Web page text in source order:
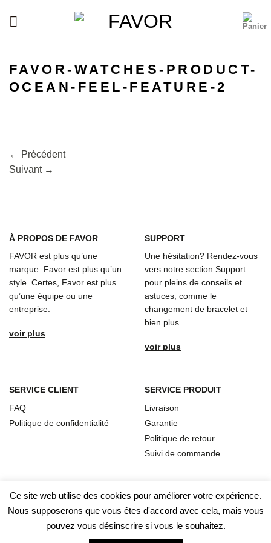
FAVOR-WATCHES-PRODUCT-
OCEAN-FEEL-FEATURE-2
← Précédent
Suivant →
À PROPOS DE FAVOR
FAVOR est plus qu’une
marque. Favor est plus qu’un
style. Certes, Favor est plus
qu’une équipe ou une
entreprise.
voir plus
SUPPORT
Une hésitation? Rendez-vous
vers notre section Support
pour pleins de conseils et
astuces, comme le
changement de bracelet et
bien plus.
voir plus
SERVICE CLIENT
FAQ
Politique de confidentialité
SERVICE PRODUIT
Livraison
Garantie
Politique de retour
Suivi de commande
Ce site web utilise des cookies pour améliorer votre expérience.
Nous supposerons que vous êtes d'accord avec cela, mais vous
pouvez vous désinscrire si vous le souhaitez.